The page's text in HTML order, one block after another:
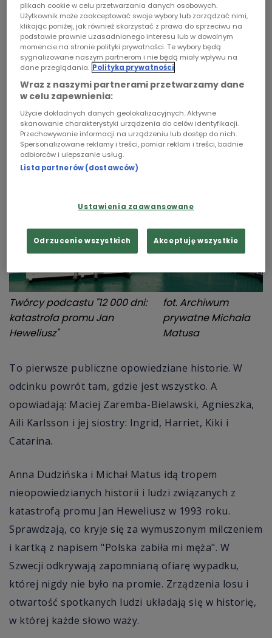
Chopin
Podcasty
W piątym odcinku audioserialu "12 000 dni -
katastrofa promu Jan Heweliusz" historia 11-
letniej Agnieszki, która 32 lata temu straciła
rodzinę na Heweliuszu oraz sześciu córek
szwedzkiego kierowcy ciężarówki, który
niespodziewanie znalazł się na polskim promie.
Ciała ich ojca oraz mamy Agnieszki, nigdy nie
odnaleziono.
Twórcy podcastu "12 000 dni:
katastrofa promu Jan
Heweliusz"
fot. Archiwum
prywatne Michała
Matusa
To pierwsze publiczne opowiedziane historie. W
odcinku powrót tam, gdzie jest wszystko. A
opowiadają: Maciej Zaremba-Bielawski, Agnieszka,
Aili Karlsson i jej siostry: Ingrid, Harriet, Kiki i
Catarina.
Anna Dudzińska i Michał Matus idą tropem
nieopowiedzianych historii i ludzi związanych z
katastrofą promu Jan Heweliusz w 1993 roku.
Sprawdzają, co kryje się za wymuszonym milczeniem
i kartką z napisem "Polska zabiła mi męża". W
Szwecji odkrywają zapomnianą ofiarę wypadku,
której nigdy nie było na promie. Zrządzenia losu i
otwartość spotkanych ludzi układają się w historię,
w której każde słowo waży.
plikach cookie w celu przetwarzania danych osobowych.
Użytkownik może zaakceptować swoje wybory lub zarządzać nimi,
klikając poniżej, jak również skorzystać z prawa do sprzeciwu na
podstawie prawnie uzasadnionego interesu lub w dowolnym
momencie na stronie polityki prywatności. Te wybory będą
sygnalizowane naszym partnerom i nie będą miały wpływu na
dane przeglądania. Polityka prywatności
Wraz z naszymi partnerami przetwarzamy dane
w celu zapewnienia:
Użycie dokładnych danych geolokalizacyjnych. Aktywne
skanowanie charakterystyki urządzenia do celów identyfikacji.
Przechowywanie informacji na urządzeniu lub dostęp do nich.
Spersonalizowane reklamy i treści, pomiar reklam i treści, badnie
odbiorców i ulepszanie usług.
Lista partnerów (dostawców)
Ustawienia zaawansowane
Odrzucenie wszystkich Akceptuję wszystkie